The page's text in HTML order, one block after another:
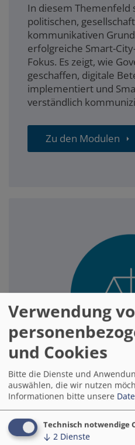
In diesem Themenfeld
politischen,
kommunikativen
erfolgreiche Smart-
Fokus. Es zeigt, wie
geschaffen, digitale
implementiert und
verständlich
Zu den Modulen
Wirtschaft &
Hier erhalten
Wissen zu
Verwendung
und Cookies
Bitte die Dienste und
auswählen, die wir nutzen
Informationen bitte unsere
Technisch notwendige
↓ 2 Dienste